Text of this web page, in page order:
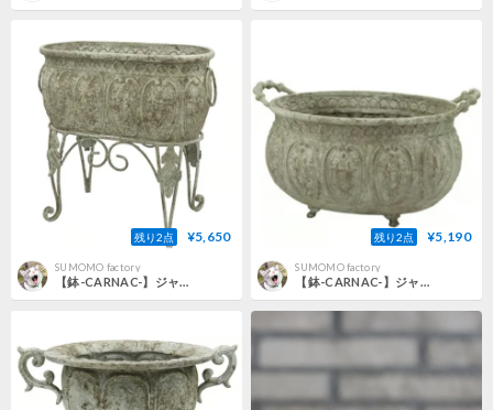
残り2点 ¥5,650
SUMOMO factory
【鉢-CARNAC-】ジャンヌアンティークポットスタンドA
残り2点 ¥5,190
SUMOMO factory
【鉢-CARNAC-】ジャンヌアンティークポットC